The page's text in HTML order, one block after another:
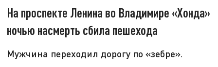
На проспекте Ленина во Владимире «Хонда»
ночью насмерть сбила пешехода
Мужчина переходил дорогу по «зебре».